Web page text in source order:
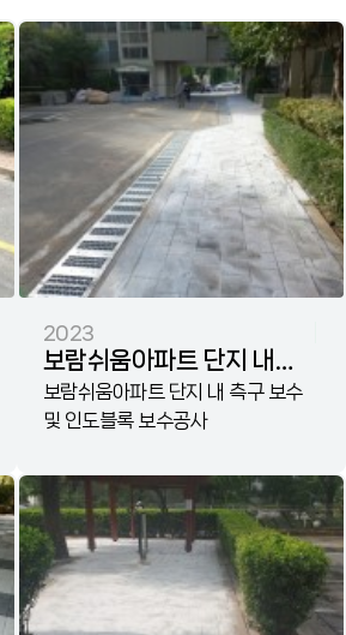
2023
보람쉬움아파트 단지 내
측구 보수 및 인도블록
보수공사
보람쉬움아파트 단지 내 측구 보수
및 인도블록 보수공사